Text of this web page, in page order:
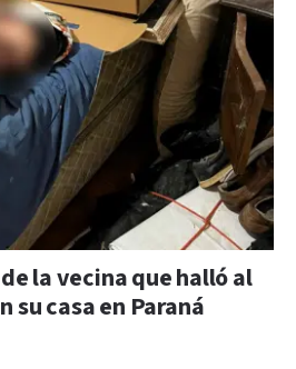
la vecina que halló al
su casa en Paraná